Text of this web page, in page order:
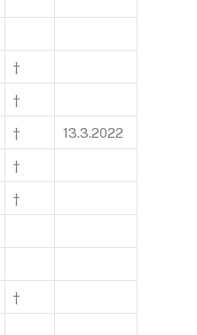
†
†
† 13.3.2022
†
†
†